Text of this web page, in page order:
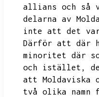
allians och så
delarna av
inte att det var
Därför att där
minoritet där
och istället,
att Moldaviska
två olika namn